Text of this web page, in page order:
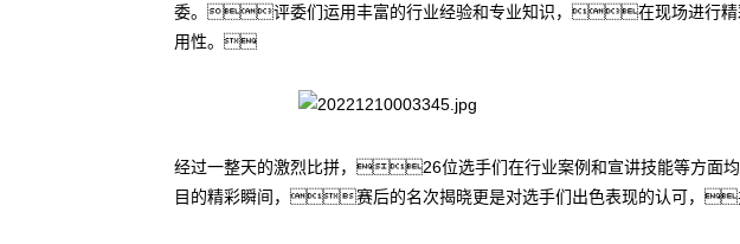
委。评委们运用丰富的行业经验和专业知识，在现场进行
用性。
经过一整天的激烈比拼，26位选手们在行业案例和宣讲技能等方
目的精彩瞬间，赛后的名次揭晓更是对选手们出色表现的认可，